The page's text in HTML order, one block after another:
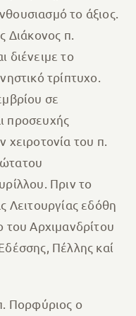
το άξιος.
Διάκονος π.
διένειμε το
τρίπτυχο.
σε
προσευχής
του π.
Πριν το
Λειτουργίας εδόθη
Αρχιμανδρίτου
Πέλλης καί
Πορφύριος ο